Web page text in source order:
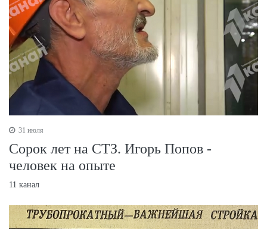
31 июля
Сорок лет на СТЗ. Игорь Попов -
человек на опыте
11 канал